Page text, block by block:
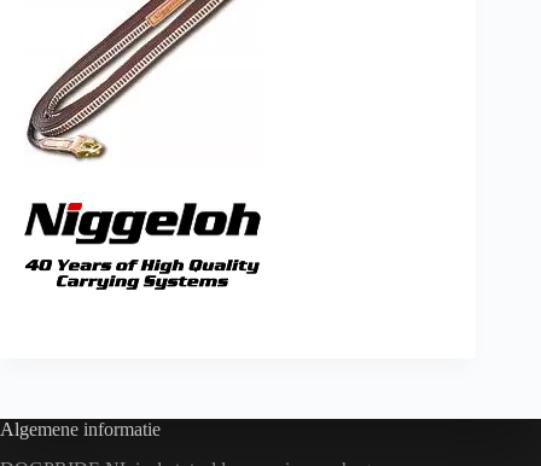
Algemene informatie